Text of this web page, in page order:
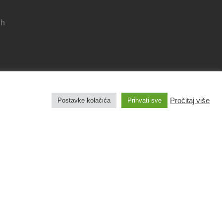
Izjava o pristupačnosti
Pravo na pristup informacijama
Postavke kolačića Prihvati sve Pročitaj više